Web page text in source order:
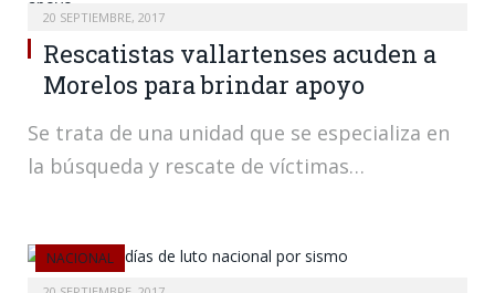
20 SEPTIEMBRE, 2017
Rescatistas vallartenses acuden a
Morelos para brindar apoyo
Se trata de una unidad que se especializa en
la búsqueda y rescate de víctimas…
NACIONAL